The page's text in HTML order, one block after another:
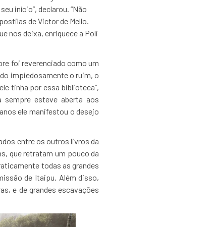
início”, declarou. “Não
de Victor de Mello.
nos deixa, enriquece a Poli
foi reverenciado como um
impiedosamente o ruim, o
tinha por essa biblioteca”,
sempre esteve aberta aos
ele manifestou o desejo
entre os outros livros da
que retratam um pouco da
todas as grandes
de Itaipu. Além disso,
e de grandes escavações